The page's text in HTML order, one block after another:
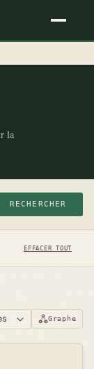
la
RECHERCHER
EFFACER TOUT
Graphe